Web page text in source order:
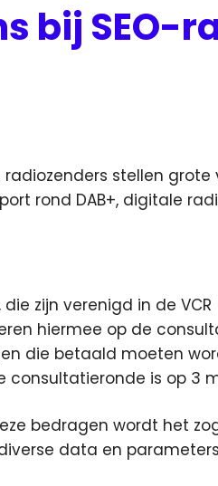
bij SEO-
stellen
rond DAB+, digitale
zijn verenigd in de
hiermee op de
die betaald moeten
consultatieronde is op 3
bedragen wordt het
data en